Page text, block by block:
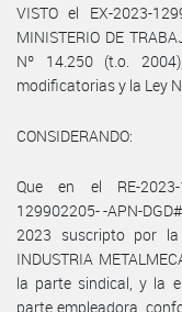
VISTO el EX-2023-
MINISTERIO DE
Nº 14.250 (t.o.
modificatorias y la Ley
CONSIDERANDO:
Que en el RE-2023-
129902205- -APN-
2023 suscripto por la
INDUSTRIA
la parte sindical, y la
parte empleadora,